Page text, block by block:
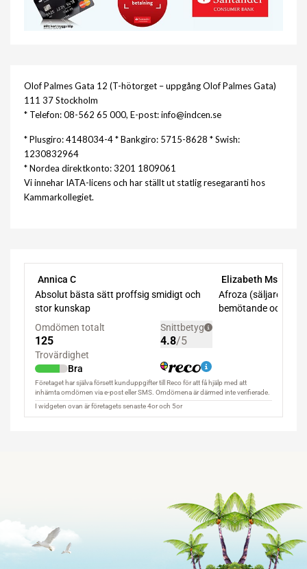
Olof Palmes Gata 12 (T-hötorget – uppgång Olof Palmes Gata)
111 37 Stockholm
* Telefon: 08-562 65 000, E-post: info@indcen.se
* Plusgiro: 4148034-4 * Bankgiro: 5715-8628 * Swish:
1230832964
* Nordea direktkonto: 3201 1809061
Vi innehar IATA-licens och har ställt ut statlig resegaranti hos
Kammarkollegiet.